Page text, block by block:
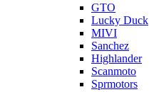
GTO
Lucky Duck
MIVI
Sanchez
Highlander
Scanmoto
Sprmotors